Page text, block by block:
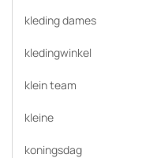
kleding dames
kledingwinkel
klein team
kleine
koningsdag